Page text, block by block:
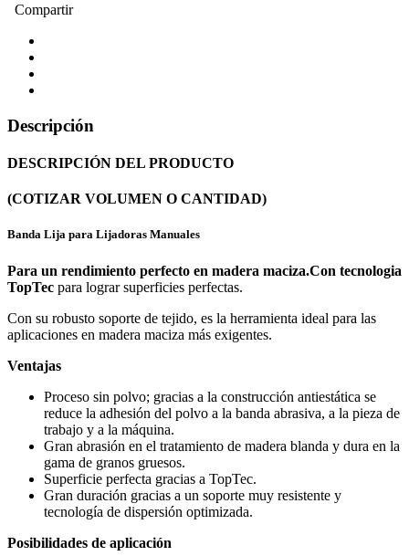
Compartir
Descripción
DESCRIPCIÓN DEL PRODUCTO
(COTIZAR VOLUMEN O CANTIDAD)
Banda Lija para Lijadoras Manuales
Para un rendimiento perfecto en madera maciza.Con tecnologia
TopTec para lograr superficies perfectas.
Con su robusto soporte de tejido, es la herramienta ideal para las
aplicaciones en madera maciza más exigentes.
Ventajas
Proceso sin polvo; gracias a la construcción antiestática se
reduce la adhesión del polvo a la banda abrasiva, a la pieza de
trabajo y a la máquina.
Gran abrasión en el tratamiento de madera blanda y dura en la
gama de granos gruesos.
Superficie perfecta gracias a TopTec.
Gran duración gracias a un soporte muy resistente y
tecnología de dispersión optimizada.
Posibilidades de aplicación